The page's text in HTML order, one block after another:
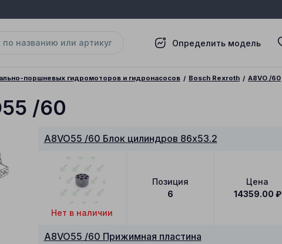
Определить модель
поршневых гидромоторов и гидронасосов Bosch Rexroth A8VO /60
/60
A8VO55 /60 Блок цилиндров 86x53.2
Нет в наличии
Позиция
6
Цена
14359.00 ₽
A8VO55 /60 Прижимная пластина